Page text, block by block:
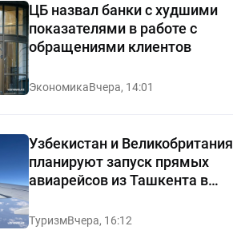
ЦБ назвал банки с худшими
показателями в работе с
обращениями клиентов
ЭкономикаВчера, 14:01
Узбекистан и Великобритания
планируют запуск прямых
авиарейсов из Ташкента в
Манчестер
ТуризмВчера, 16:12